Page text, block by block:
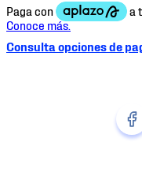
Consulta opciones de